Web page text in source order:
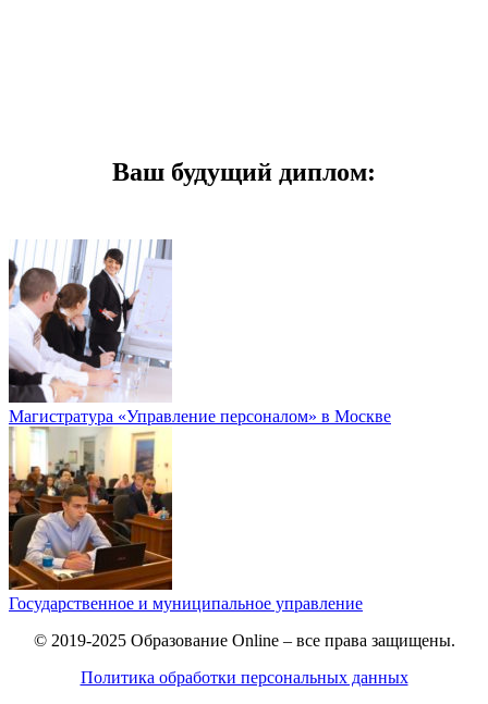
Ваш будущий диплом:
Магистратура «Управление персоналом» в Москве
Государственное и муниципальное управление
© 2019-2025 Образование Online – все права защищены.
Политика обработки персональных данных